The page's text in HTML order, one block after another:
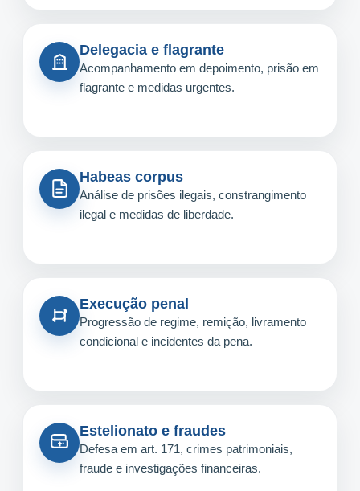
Delegacia e flagrante
Acompanhamento em depoimento, prisão em
flagrante e medidas urgentes.
Habeas corpus
Análise de prisões ilegais, constrangimento
ilegal e medidas de liberdade.
Execução penal
Progressão de regime, remição, livramento
condicional e incidentes da pena.
Estelionato e fraudes
Defesa em art. 171, crimes patrimoniais,
fraude e investigações financeiras.